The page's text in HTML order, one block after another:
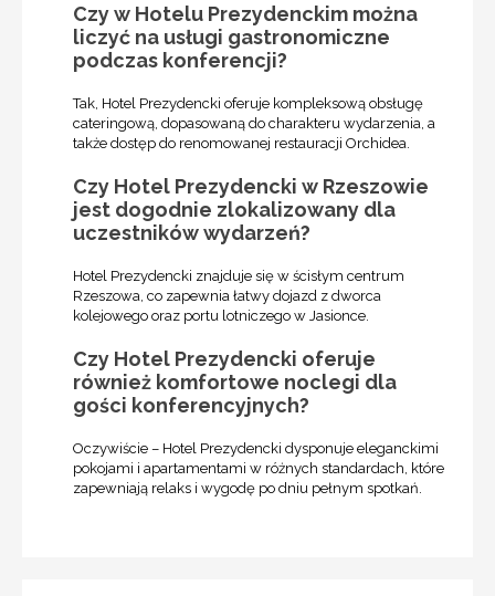
Czy w Hotelu Prezydenckim można
liczyć na usługi gastronomiczne
podczas konferencji?
Tak, Hotel Prezydencki oferuje kompleksową obsługę
cateringową, dopasowaną do charakteru wydarzenia, a
także dostęp do renomowanej restauracji Orchidea.
Czy Hotel Prezydencki w Rzeszowie
jest dogodnie zlokalizowany dla
uczestników wydarzeń?
Hotel Prezydencki znajduje się w ścisłym centrum
Rzeszowa, co zapewnia łatwy dojazd z dworca
kolejowego oraz portu lotniczego w Jasionce.
Czy Hotel Prezydencki oferuje
również komfortowe noclegi dla
gości konferencyjnych?
Oczywiście – Hotel Prezydencki dysponuje eleganckimi
pokojami i apartamentami w różnych standardach, które
zapewniają relaks i wygodę po dniu pełnym spotkań.